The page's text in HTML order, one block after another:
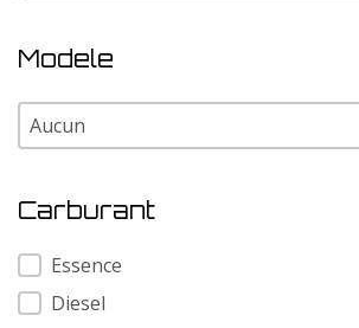
Modele
Modele
Modele
Carburant
Carburant
Essence
Diesel